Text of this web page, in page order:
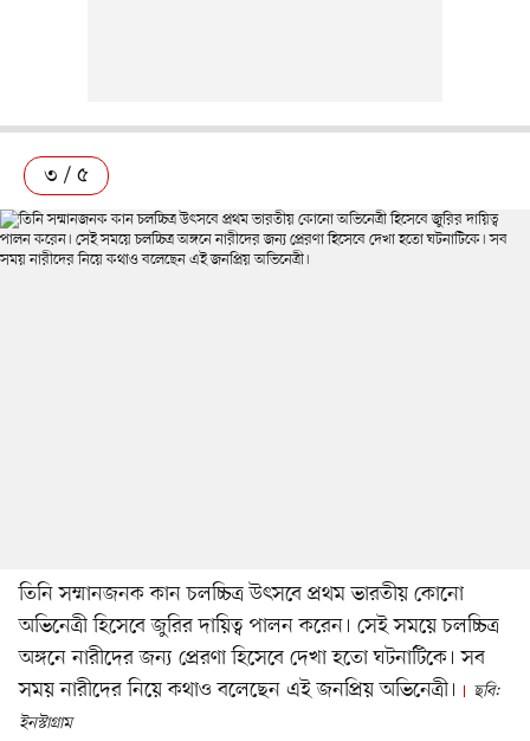
৩ / ৫
তিনি সম্মানজনক কান চলচ্চিত্র উৎসবে প্রথম ভারতীয় কোনো
অভিনেত্রী হিসেবে জুরির দায়িত্ব পালন করেন। সেই সময়ে চলচ্চিত্র
অঙ্গনে নারীদের জন্য প্রেরণা হিসেবে দেখা হতো ঘটনাটিকে। সব
সময় নারীদের নিয়ে কথাও বলেছেন এই জনপ্রিয় অভিনেত্রী।
ছবি:
ইনস্টাগ্রাম